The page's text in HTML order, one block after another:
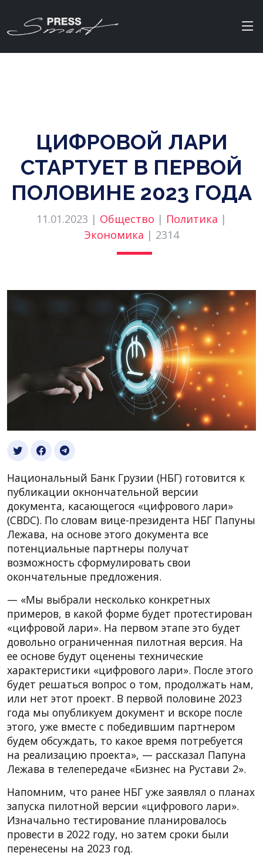
ЦИФРОВОЙ ЛАРИ
СТАРТУЕТ В ПЕРВОЙ
ПОЛОВИНЕ 2023 ГОДА
11.01.2023 | Общество | Политика |
Экономика | 2314
Национальный Банк Грузии (НБГ) готовится к
публикации окнончательной версии
документа, касающегося «цифрового лари»
(CBDC). По словам вице-президента НБГ Папуны
Лежава, на основе этого документа все
потенциальные партнеры получат
возможность сформулировать свои
окончательные предложения.
— «Мы выбрали несколько конкретных
примеров, в какой форме будет протестирован
«цифровой лари». На первом этапе это будет
довольно ограниченная пилотная версия. На
ее основе будут оценены технические
характеристики «цифрового лари». После этого
будет решаться вопрос о том, продолжать нам,
или нет этот проект. В первой половине 2023
года мы опубликуем документ и вскоре после
этого, уже вместе с победившим партнером
будем обсуждать, то какое время потребуется
на реализацию проекта», — рассказал Папуна
Лежава в телепередаче «Бизнес на Рустави 2».
Напомним, что ранее НБГ уже заявлял о планах
запуска пилотной версии «цифрового лари».
Изначально тестирование планировалось
провести в 2022 году, но затем сроки были
перенесены на 2023 год.